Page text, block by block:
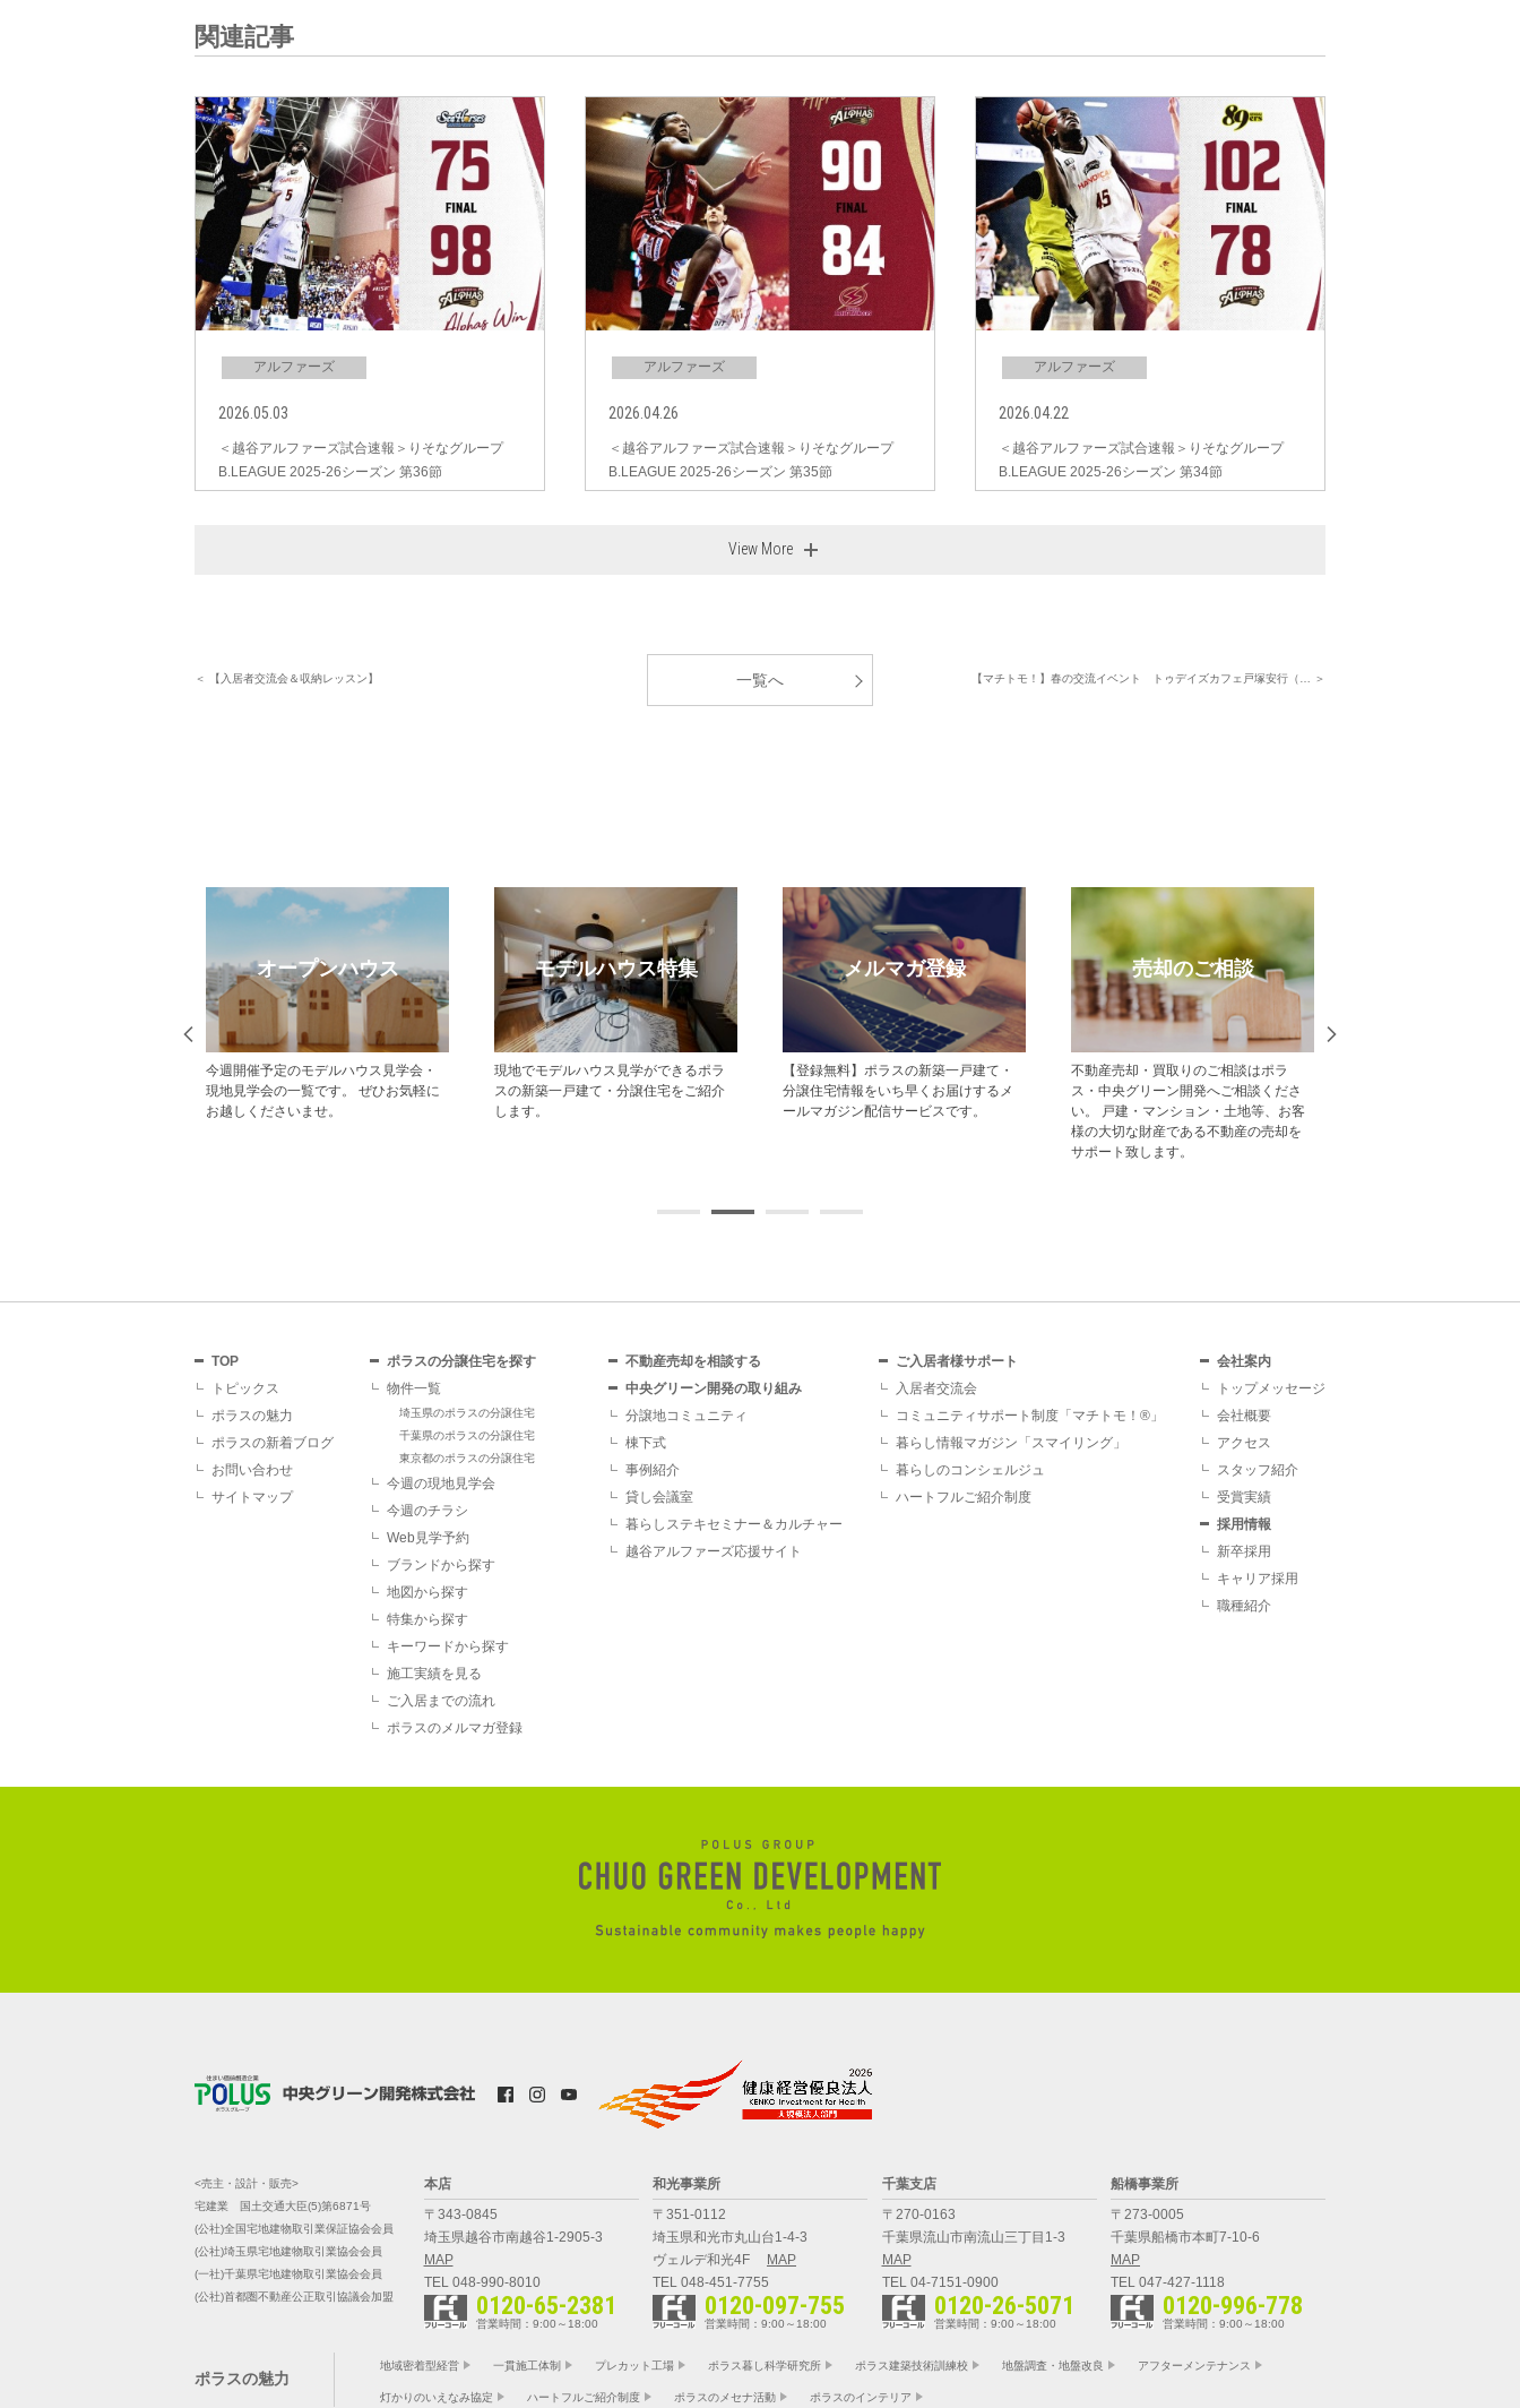
関連記事
アルファーズ
2026.05.03
＜越谷アルファーズ試合速報＞りそなグループ
B.LEAGUE 2025-26シーズン 第36節
アルファーズ
2026.04.26
＜越谷アルファーズ試合速報＞りそなグループ
B.LEAGUE 2025-26シーズン 第35節
アルファーズ
2026.04.22
＜越谷アルファーズ試合速報＞りそなグループ
B.LEAGUE 2025-26シーズン 第34節
View More
＜ 【入居者交流会＆収納レッスン】 【マチトモ！】春の交流イベント トゥデイズカフェ戸塚安行（… ＞
一覧へ
オープンハウス
今週開催予定のモデルハウス見学会・
現地見学会の一覧です。 ぜひお気軽に
お越しくださいませ。
モデルハウス特集
現地でモデルハウス見学ができるポラ
スの新築一戸建て・分譲住宅をご紹介
します。
メルマガ登録
【登録無料】ポラスの新築一戸建て・
分譲住宅情報をいち早くお届けするメ
ールマガジン配信サービスです。
売却のご相談
不動産売却・買取りのご相談はポラ
ス・中央グリーン開発へご相談くださ
い。 戸建・マンション・土地等、お客
様の大切な財産である不動産の売却を
サポート致します。
TOP
トピックス
ポラスの魅力
ポラスの新着ブログ
お問い合わせ
サイトマップ
ポラスの分譲住宅を探す
物件一覧
埼玉県のポラスの分譲住宅
千葉県のポラスの分譲住宅
東京都のポラスの分譲住宅
今週の現地見学会
今週のチラシ
Web見学予約
ブランドから探す
地図から探す
特集から探す
キーワードから探す
施工実績を見る
ご入居までの流れ
ポラスのメルマガ登録
不動産売却を相談する
中央グリーン開発の取り組み
分譲地コミュニティ
棟下式
事例紹介
貸し会議室
暮らしステキセミナー＆カルチャー
越谷アルファーズ応援サイト
ご入居者様サポート
入居者交流会
コミュニティサポート制度「マチトモ！®」
暮らし情報マガジン「スマイリング」
暮らしのコンシェルジュ
ハートフルご紹介制度
会社案内
トップメッセージ
会社概要
アクセス
スタッフ紹介
受賞実績
採用情報
新卒採用
キャリア採用
職種紹介
<売主・設計・販売>
宅建業 国土交通大臣(5)第6871号
(公社)全国宅地建物取引業保証協会会員
(公社)埼玉県宅地建物取引業協会会員
(一社)千葉県宅地建物取引業協会会員
(公社)首都圏不動産公正取引協議会加盟
本店
〒343-0845
埼玉県越谷市南越谷1-2905-3
MAP
TEL 048-990-8010
0120-65-2381
営業時間：9:00～18:00
和光事業所
〒351-0112
埼玉県和光市丸山台1-4-3
ヴェルデ和光4F
MAP
TEL 048-451-7755
0120-097-755
営業時間：9:00～18:00
千葉支店
〒270-0163
千葉県流山市南流山三丁目1-3
MAP
TEL 04-7151-0900
0120-26-5071
営業時間：9:00～18:00
船橋事業所
〒273-0005
千葉県船橋市本町7-10-6
MAP
TEL 047-427-1118
0120-996-778
営業時間：9:00～18:00
ポラスの魅力
地域密着型経営 一貫施工体制 プレカット工場 ポラス暮し科学研究所 ポラス建築技術訓練校 地盤調査・地盤改良 アフターメンテナンス
灯かりのいえなみ協定 ハートフルご紹介制度 ポラスのメセナ活動 ポラスのインテリア